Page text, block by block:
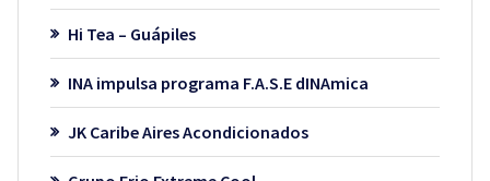
Hi Tea – Guápiles
INA impulsa programa F.A.S.E dINAmica
JK Caribe Aires Acondicionados